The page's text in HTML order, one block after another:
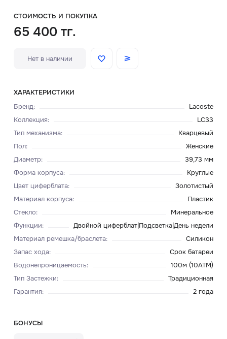
СТОИМОСТЬ И ПОКУПКА
65 400 тг.
Нет в наличии
ХАРАКТЕРИСТИКИ
Бренд:
Lacoste
Коллекция:
LC33
Тип механизма:
Кварцевый
Пол:
Женские
Диаметр:
39,73 мм
Форма корпуса:
Круглые
Цвет циферблата:
Золотистый
Материал корпуса:
Пластик
Стекло:
Минеральное
Функции:
Двойной циферблат|Подсветка|День недели
Материал ремешка/браслета:
Силикон
Запас хода:
Срок батареи
Водонепроницаемость:
100м (10АТМ)
Тип Застежки:
Традиционная
Гарантия: 2 года
БОНУСЫ
О нас